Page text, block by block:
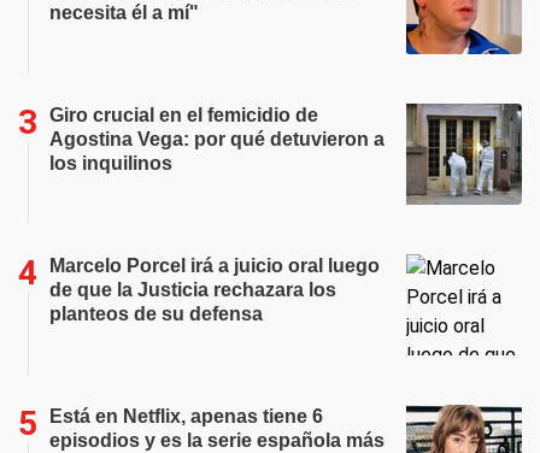
necesita él a mí"
Giro crucial en el femicidio de
Agostina Vega: por qué detuvieron a
los inquilinos
Marcelo Porcel irá a juicio oral luego
de que la Justicia rechazara los
planteos de su defensa
Está en Netflix, apenas tiene 6
episodios y es la serie española más